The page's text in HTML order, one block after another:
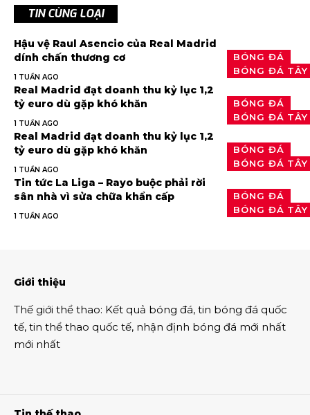
TIN CÙNG LOẠI
BÓNG ĐÁ
BÓNG ĐÁ
Hậu vệ Raul Asencio của Real Madrid
dính chấn thương cơ
1 TUẦN AGO
BÓNG ĐÁ
BÓNG ĐÁ
Real Madrid đạt doanh thu kỷ lục 1,2
tỷ euro dù gặp khó khăn
1 TUẦN AGO
BÓNG ĐÁ
BÓNG ĐÁ
Real Madrid đạt doanh thu kỷ lục 1,2
tỷ euro dù gặp khó khăn
1 TUẦN AGO
BÓNG ĐÁ
BÓNG ĐÁ
Tin tức La Liga – Rayo buộc phải rời
sân nhà vì sửa chữa khẩn cấp
1 TUẦN AGO
Giới thiệu
Thế giới thể thao: Kết quả bóng đá, tin bóng đá quốc
tế, tin thể thao quốc tế, nhận định bóng đá mới nhất
mới nhất